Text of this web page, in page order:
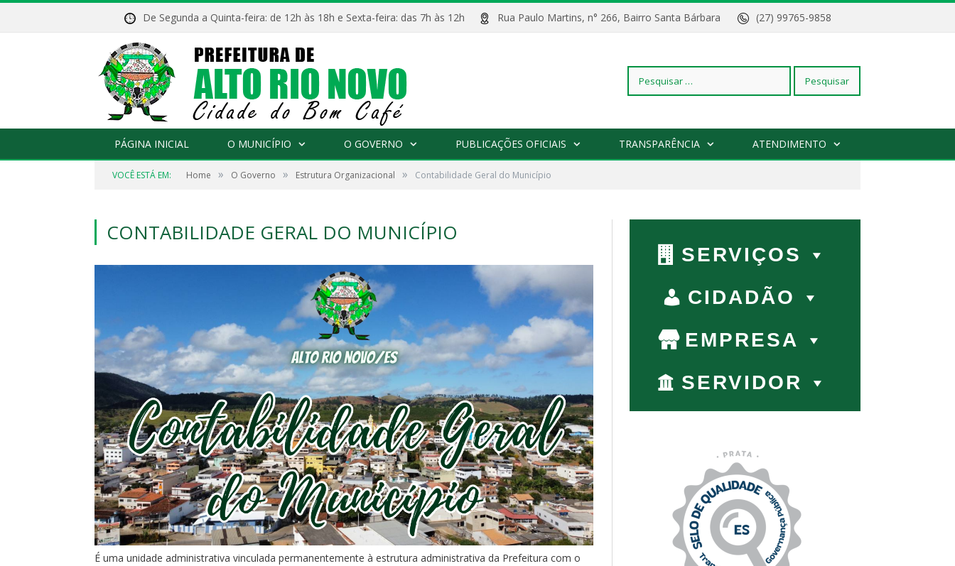
De Segunda a Quinta-feira: de 12h às 18h e Sexta-feira: das 7h às 12h Rua Paulo Martins, n° 266, Bairro Santa Bárbara (27) 99765-9858
Pesquisar
PÁGINA INICIAL O MUNICÍPIO O GOVERNO PUBLICAÇÕES OFICIAIS TRANSPARÊNCIA ATENDIMENTO
VOCÊ ESTÁ EM: Home » O Governo » Estrutura Organizacional » Contabilidade Geral do Município
CONTABILIDADE GERAL DO MUNICÍPIO
É uma unidade administrativa vinculada permanentemente à estrutura administrativa da Prefeitura com o
SERVIÇOS
CIDADÃO
EMPRESA
SERVIDOR